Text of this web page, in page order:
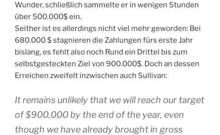
Wunder, schließlich sammelte er in wenigen Stunden
über 500.000$ ein.
Seither ist es allerdings nicht viel mehr geworden: Bei
680.000 $ stagnieren die Zahlungen fürs erste Jahr
bislang, es fehlt also noch Rund ein Drittel bis zum
selbstgesteckten Ziel von 900.000$. Doch an dessen
Erreichen zweifelt inzwischen auch Sullivan:
It remains unlikely that we will reach our target
of $900,000 by the end of the year, even
though we have already brought in gross